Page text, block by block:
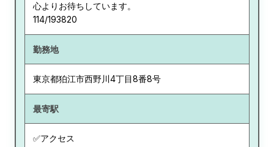
心よりお待ちしています。
114/193820
勤務地
東京都狛江市西野川4丁目8番8号
最寄駅
✅アクセス